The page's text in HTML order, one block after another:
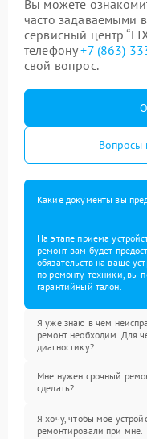
Вы можете
часто задаваемыми
сервисный центр
телефону+7 (863)
свой вопрос.
Вопросы
Какие документы вы
На этапе приема
ремонт вам будет
обязательств на ваше
по ремонту техники, вы
гарантийный талон.
Я уже знаю в чем
ремонт необходим. Для
диагностику?
Мне нужен срочный
сделать?
Я хочу, чтобы мое
ремонтировали при мне.